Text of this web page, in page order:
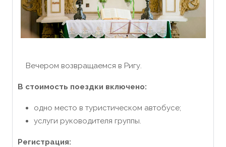
Вечером возвращаемся в Ригу.
В стоимость поездки включено:
одно место в туристическом автобусе;
услуги руководителя группы.
Регистрация: